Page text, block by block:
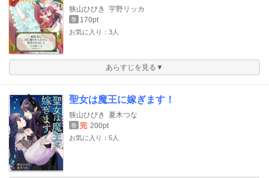
狭山ひびき 宇野リッカ
巻 170pt
お気に入り：3人
あらすじを見る▼
聖女は魔王に嫁ぎます！
狭山ひびき 夏木つな
巻 完 200pt
お気に入り：5人